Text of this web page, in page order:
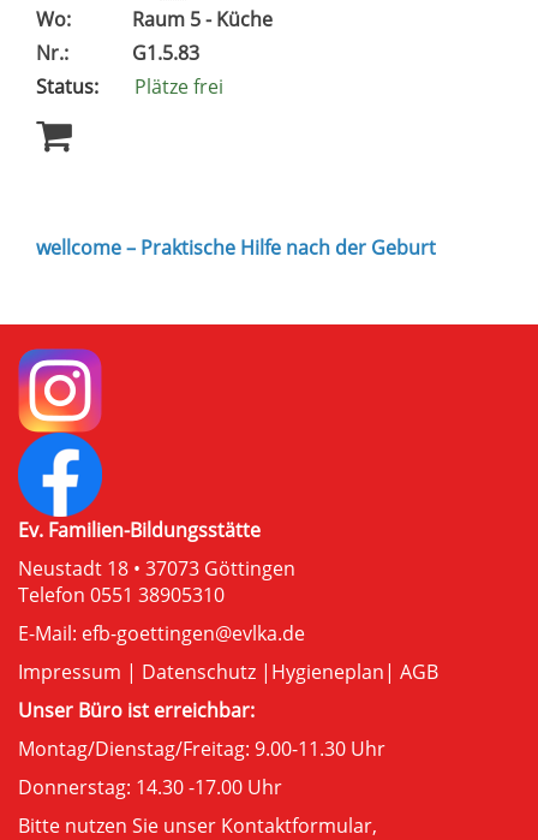
Wo:
Raum 5 - Küche
Nr.:
G1.5.83
Status:
Plätze frei
wellcome – Praktische Hilfe nach der Geburt
Ev. Familien-Bildungsstätte
Neustadt 18 • 37073 Göttingen
Telefon 0551 38905310
E-Mail: efb-goettingen@evlka.de
Impressum | Datenschutz | Hygieneplan| AGB
Unser Büro ist erreichbar:
Montag/Dienstag/Freitag: 9.00-11.30 Uhr
Donnerstag: 14.30 -17.00 Uhr
Bitte nutzen Sie unser Kontaktformular,